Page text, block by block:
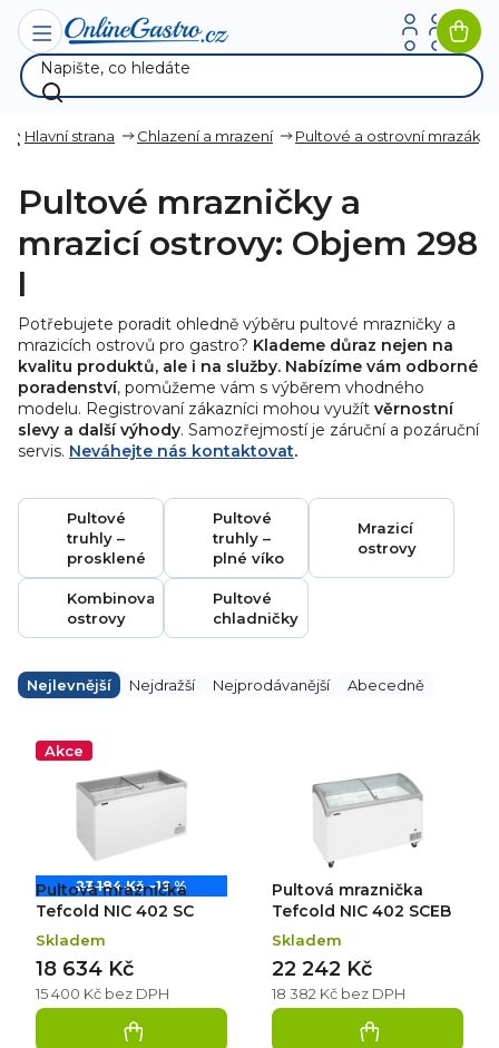
Přejít
obsah
Hlavní strana Chlazení a mrazení Pultové a ostrovní mrazáky
Pultové mrazničky a
mrazicí ostrovy: Objem 298
l
Potřebujete poradit ohledně výběru pultové mrazničky a
mrazicích ostrovů pro gastro? Klademe důraz nejen na
kvalitu produktů, ale i na služby. Nabízíme vám odborné
poradenství, pomůžeme vám s výběrem vhodného
modelu. Registrovaní zákazníci mohou využít věrnostní
slevy a další výhody. Samozřejmostí je záruční a pozáruční
servis. Neváhejte nás kontaktovat.
Pultové
truhly –
prosklené
Pultové
truhly –
plné víko
Mrazicí
ostrovy
Kombinované
ostrovy
Pultové
chladničky
a
z
Nejlevnější Nejdražší Nejprodávanější Abecedně
Akce
23 184 Kč –19 %
Pultová mraznička
Tefcold NIC 402 SC
Skladem
15 400 Kč bez DPH
18 634 Kč
Pultová mraznička
Tefcold NIC 402 SCEB
Skladem
18 382 Kč bez DPH
22 242 Kč